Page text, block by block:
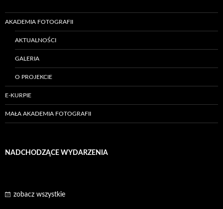
AKADEMIA FOTOGRAFII
AKTUALNOŚCI
GALERIA
O PROJEKCIE
E-KURPIE
MAŁA AKADEMIA FOTOGRAFII
NADCHODZĄCE WYDARZENIA
zobacz wszystkie